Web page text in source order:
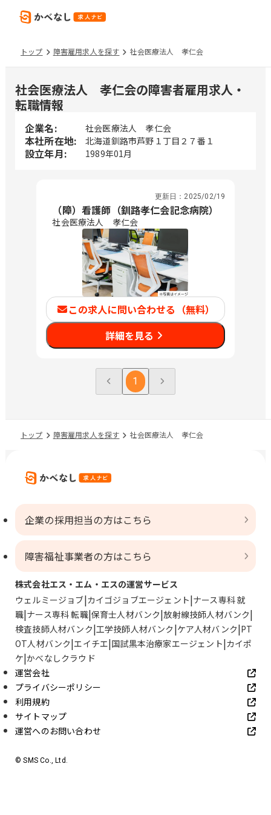
トップ 障害雇用求人を探す 社会医療法人 孝仁会
社会医療法人 孝仁会の障害者雇用求人・
転職情報
企業名: 社会医療法人 孝仁会
本社所在地: 北海道釧路市芦野１丁目２７番１
設立年月: 1989年01月
更新日： 2025/02/19
（障）看護師（釧路孝仁会記念病院）
社会医療法人 孝仁会
この求人に問い合わせる（無料）
詳細を見る
1
トップ 障害雇用求人を探す 社会医療法人 孝仁会
企業の採用担当の方はこちら
障害福祉事業者の方はこちら
株式会社エス・エム・エスの運営サービス
ウェルミージョブ カイゴジョブエージェント ナース専科 就
職 ナース専科 転職 保育士人材バンク 放射線技師人材バンク
検査技師人材バンク 工学技師人材バンク ケア人材バンク PT
OT人材バンク エイチエ 国試黒本治療家エージェント カイポ
ケ かべなしクラウド
運営会社
プライバシーポリシー
利用規約
サイトマップ
運営へのお問い合わせ
© SMS Co., Ltd.